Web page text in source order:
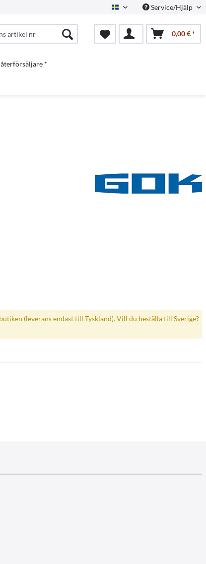
Swedish Service/Hjälp
0,00 € *
*
(leverans endast till Tyskland). Vill du beställa till Sverige?